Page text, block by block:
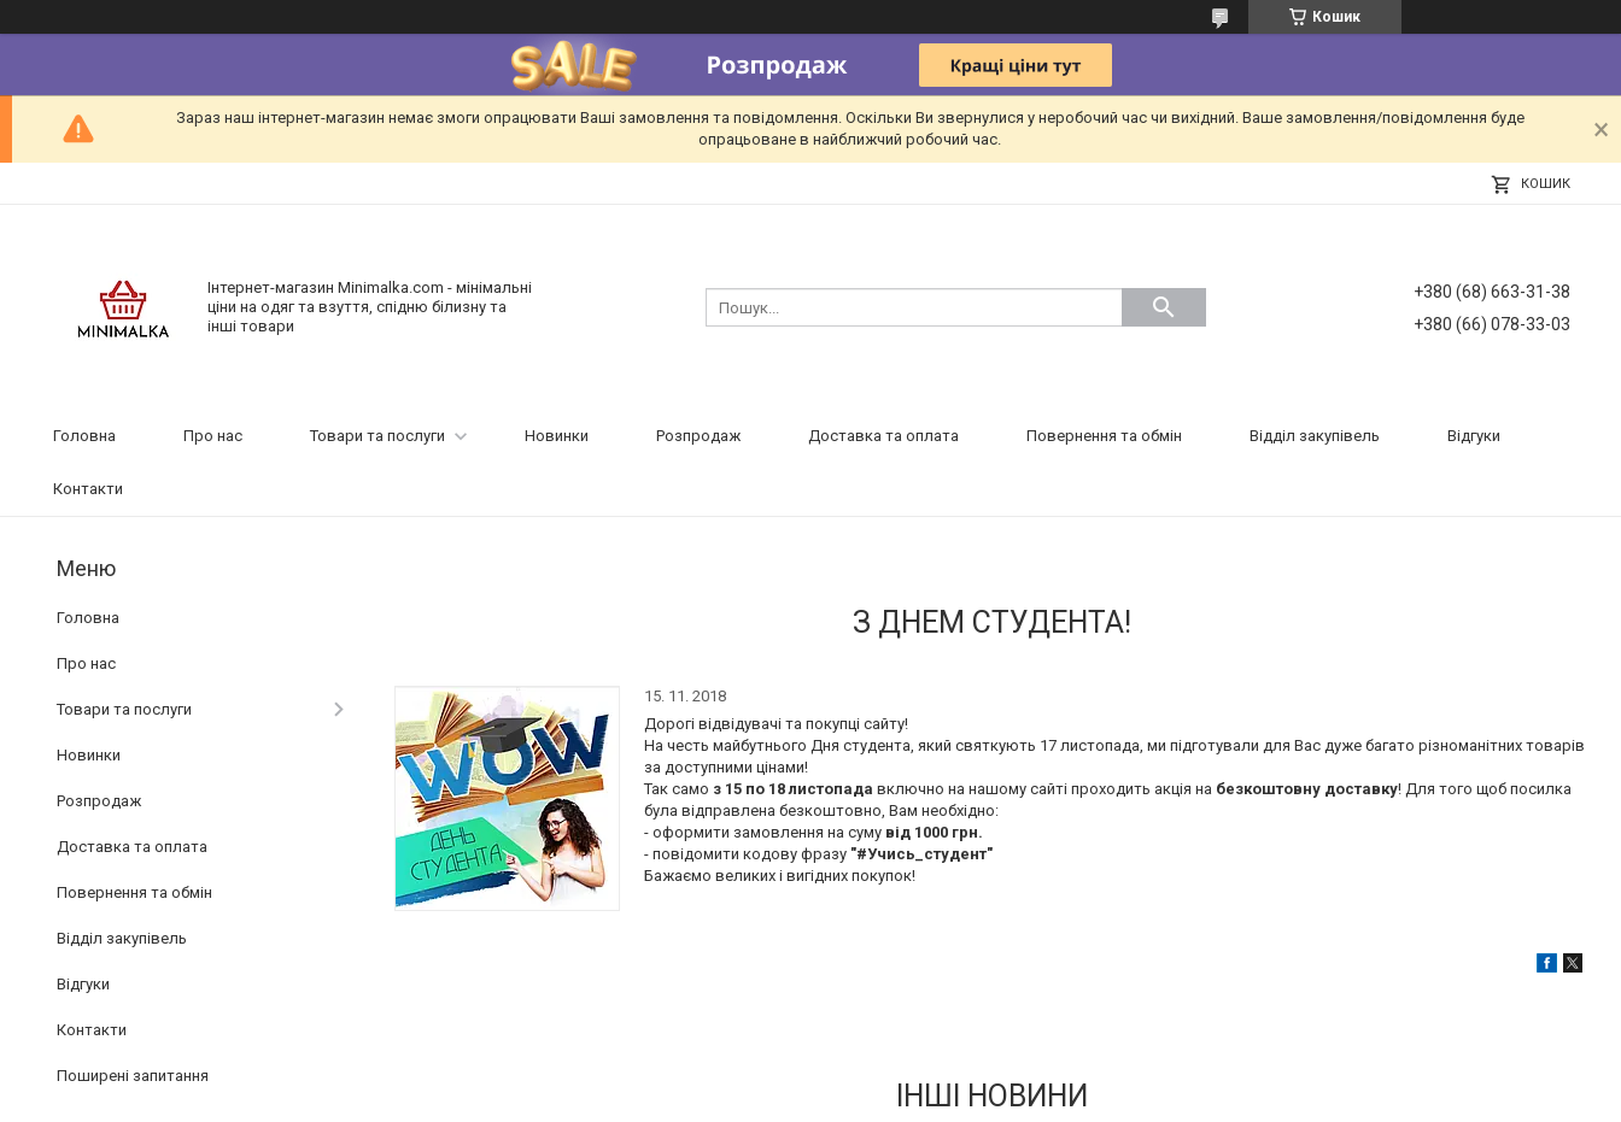
Кошик
Зараз наш інтернет-магазин немає змоги опрацювати Ваші замовлення та повідомлення. Оскільки Ви звернулися у неробочий час чи вихідний. Ваше замовлення/повідомлення буде
опрацьоване в найближчий робочий час.
КОШИК
Інтернет-магазин Minimalka.com - мінімальні
ціни на одяг та взуття, спідню білизну та
інші товари
+380 (68) 663-31-38
+380 (66) 078-33-03
Головна Про нас Товари та послуги Новинки Розпродаж Доставка та оплата Повернення та обмін Відділ закупівель Відгуки
Контакти
З ДНЕМ СТУДЕНТА!
15. 11. 2018
Дорогі відвідувачі та покупці сайту!
На честь майбутнього Дня студента, який святкують 17 листопада, ми підготували для Вас дуже багато різноманітних товарів
за доступними цінами!
Так само з 15 по 18 листопада включно на нашому сайті проходить акція на безкоштовну доставку! Для того щоб посилка
була відправлена безкоштовно, Вам необхідно:
- оформити замовлення на суму від 1000 грн.
- повідомити кодову фразу "#Учись_студент"
Бажаємо великих і вигідних покупок!
ІНШІ НОВИНИ
Головна
Про нас
Товари та послуги
Новинки
Розпродаж
Доставка та оплата
Повернення та обмін
Відділ закупівель
Відгуки
Контакти
Поширені запитання